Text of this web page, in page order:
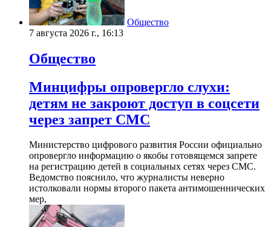
Общество
7 августа 2026 г., 16:13
Общество
Минцифры опровергло слухи:
детям не закроют доступ в соцсети
через запрет СМС
Министерство цифрового развития России официально
опровергло информацию о якобы готовящемся запрете
на регистрацию детей в социальных сетях через СМС.
Ведомство пояснило, что журналисты неверно
истолковали нормы второго пакета антимошеннических
мер,